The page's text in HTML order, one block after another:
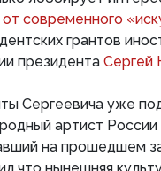
от современного
грантов
президента Сергей
Сергеевича уже
артист
на прошедшем